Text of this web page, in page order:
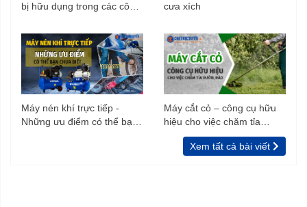
bị hữu dụng trong các công
cưa xích
Máy nén khí trực tiếp -
Những ưu điểm có thể bạn
Máy cắt cỏ – công cụ hữu
hiệu cho việc chăm tỉa
vườn, rào
Xem tất cả bài viết